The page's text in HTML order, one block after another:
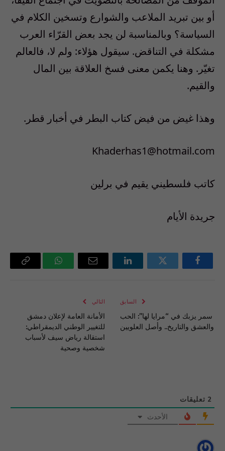
أو بين تبريد الملاعب والشوارع وتسخين الكلام في
السياسة؟ وبالمناسبة لن يجد بعض القرّاء العرب
مشكلة في التناقض. سيقول هؤلاء: ولم لا، فالعالم
تغيّر. وهنا يكمن معنى فسخ العلاقة بين المال
والقيم.
وهذا غيض من فيض كتاب البطر في أخبار قطر.
Khaderhas1@hotmail.com
كاتب فلسطيني يقيم في برلين
جريدة الأيام
فيسبوك تويتر لينكدإن
البريد
واتساب Copy
السابق
سمر يزبك في “مرايا لها”: الحب
والعشق والتاريخ.. وأصل العلويين
التالي
الأمانة العامة لإعلان دمشق
للتغيير الوطني الديمقراطي:
استقالة رياض سيف لأسباب
شخصية وصحية
2 تعليقات
الأحدث